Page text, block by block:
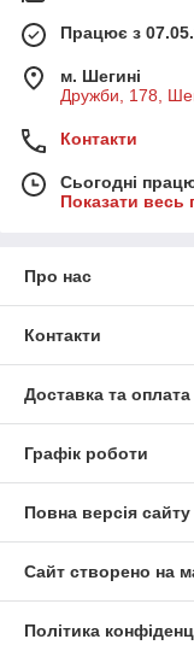
Працює з
м. Шегині
Дружби, 178,
Контакти
Сьогодні
Показати весь
Про нас
Контакти
Доставка та оплата
Графік роботи
Повна версія сайту
Сайт створено на
Політика